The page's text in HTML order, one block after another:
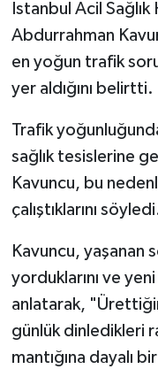
İstanbul Acil
Abdurrahman
en yoğun trafik
yer aldığını belirtti.
Trafik
sağlık tesislerine
Kavuncu, bu
çalıştıklarını
Kavuncu, yaşanan
yorduklarını ve
anlatarak,
günlük dinledikleri
mantığına dayalı